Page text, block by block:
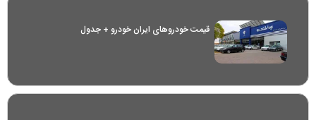
قیمت خودرو‌های ایران خودرو + جدول